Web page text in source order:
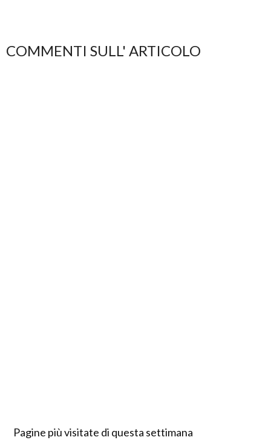
COMMENTI SULL' ARTICOLO
Pagine più visitate di questa settimana